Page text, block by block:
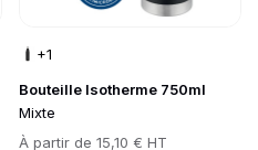
Bouteille Isotherme 750ml
Mixte
Prix
À partir de 15,10 € HT
+1